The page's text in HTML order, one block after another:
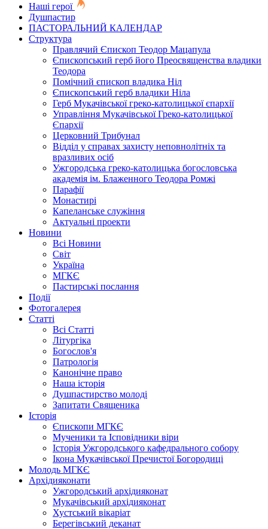
Наші герої
Душпастир
ПАСТОРАЛЬНИЙ КАЛЕНДАР
Структура
Правлячий Єпископ Теодор Мацапула
Єпископський герб його Преосвященства владики
Теодора
Помічний єпископ владика Ніл
Єпископський герб владики Ніла
Герб Мукачівської греко-католицької єпархії
Управління Мукачівської Греко-католицької
Єпархії
Церковний Трибунал
Відділ у справах захисту неповнолітніх та
вразливих осіб
Ужгородська греко-католицька богословська
академія ім. Блаженного Теодора Ромжі
Парафії
Монастирі
Капеланське служіння
Актуальні проекти
Новини
Всі Новини
Світ
Україна
МГКЄ
Пастирські послання
Події
Фотогалерея
Статті
Всі Статті
Літургіка
Богослов'я
Патрологія
Канонічне право
Наша історія
Душпастирство молоді
Запитати Священика
Історія
Єпископи МГКЄ
Мученики та Ісповідники віри
Історія Ужгородського кафедрального собору
Ікона Мукачівської Пречистої Богородиці
Молодь МГКЄ
Архідияконати
Ужгородський архідияконат
Мукачівський архідияконат
Хустський вікаріат
Берегівський деканат